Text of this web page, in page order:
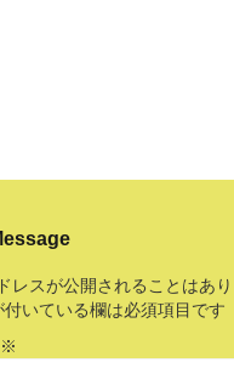
レスが公開されることはあ
付いている欄は必須項目です
※